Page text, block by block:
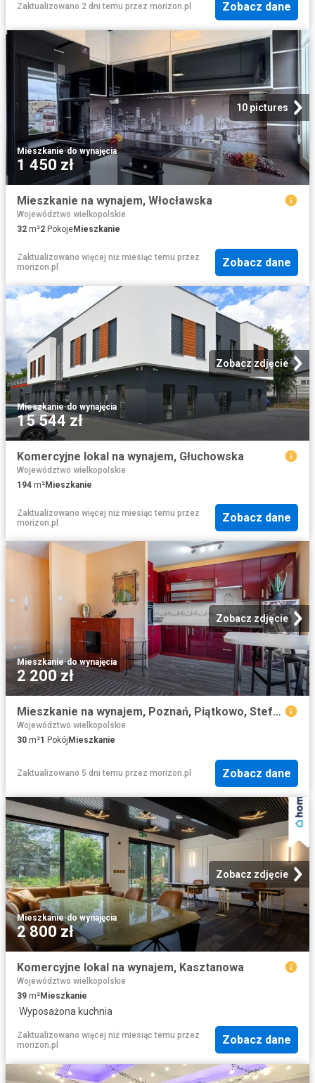
Zaktualizowano 2 dni temu przez morizon.pl Zobacz dane
10 pictures
Mieszkanie·do wynajęcia
1 450 zł
Mieszkanie na wynajem, Włocławska
Województwo wielkopolskie
32 m²2 PokojeMieszkanie
Zaktualizowano więcej niż miesiąc temu przez
morizon.pl
Zobacz dane
Zobacz zdjęcie
Mieszkanie·do wynajęcia
15 544 zł
Komercyjne lokal na wynajem, Głuchowska
Województwo wielkopolskie
194 m²Mieszkanie
Zaktualizowano więcej niż miesiąc temu przez
morizon.pl
Zobacz dane
Zobacz zdjęcie
Mieszkanie·do wynajęcia
2 200 zł
Mieszkanie na wynajem, Poznań, Piątkowo, Stefana Batorego
Województwo wielkopolskie
30 m²1 Pokój Mieszkanie
Zaktualizowano 5 dni temu przez morizon.pl Zobacz dane
Zobacz zdjęcie
Mieszkanie·do wynajęcia
2 800 zł
Komercyjne lokal na wynajem, Kasztanowa
Województwo wielkopolskie
39 m²Mieszkanie
·Wyposażona kuchnia
Zaktualizowano więcej niż miesiąc temu przez
morizon.pl
Zobacz dane